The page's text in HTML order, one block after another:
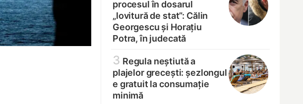
procesul în dosarul
„lovitură de stat”: Călin
Georgescu și Horațiu
Potra, în judecată
3 Regula neștiută a
plajelor grecești: șezlongul
e gratuit la consumație
minimă